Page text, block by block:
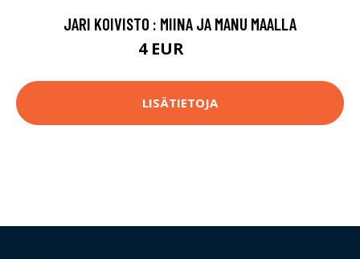
JARI KOIVISTO : MIINA JA MANU MAALLA
4 EUR
LISÄTIETOJA